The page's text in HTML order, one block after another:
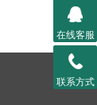
在线客服
联系方式